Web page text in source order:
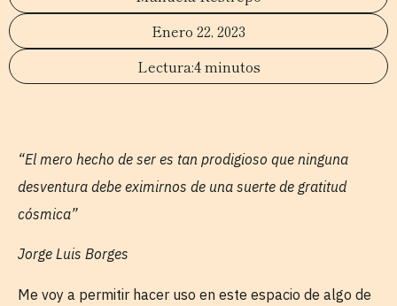
Enero 22, 2023
4 minutos
“El mero hecho de ser es tan prodigioso que ninguna
desventura debe eximirnos de una suerte de gratitud
cósmica”
Jorge Luis Borges
Me voy a permitir hacer uso en este espacio de algo de